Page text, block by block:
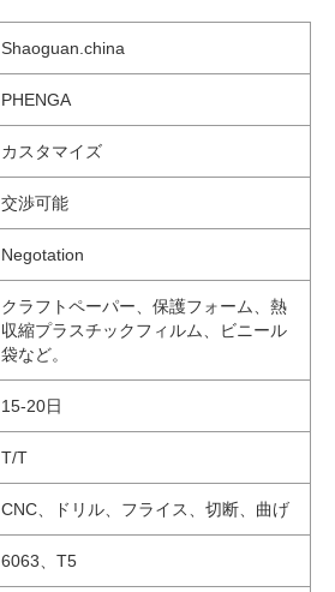
Shaoguan.china
PHENGA
カスタマイズ
交渉可能
Negotation
クラフトペーパー、保護フォーム、熱
収縮プラスチックフィルム、ビニール
袋など。
15-20日
T/T
CNC、ドリル、フライス、切断、曲げ
6063、T5